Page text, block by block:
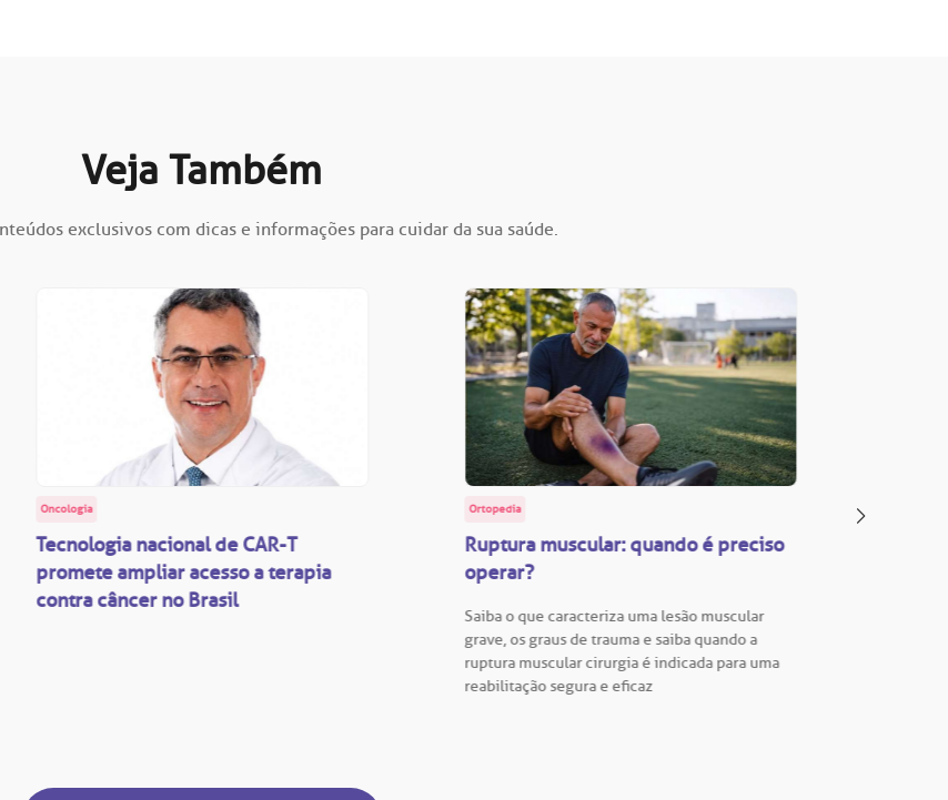
Veja Também
exclusivos com dicas e informações para cuidar da sua saúde.
Oncologia
Tecnologia nacional de CAR-T
promete ampliar acesso a terapia
contra câncer no Brasil
Ortopedia
Ruptura muscular: quando é preciso
operar?
Saiba o que caracteriza uma lesão muscular
grave, os graus de trauma e saiba quando a
ruptura muscular cirurgia é indicada para uma
reabilitação segura e eficaz